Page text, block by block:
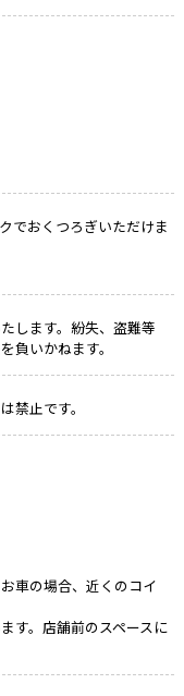
でおくつろぎいただけま
します。紛失、盗難等
負いかねます。
禁止です。
車の場合、近くのコイ
す。店舗前のスペースに